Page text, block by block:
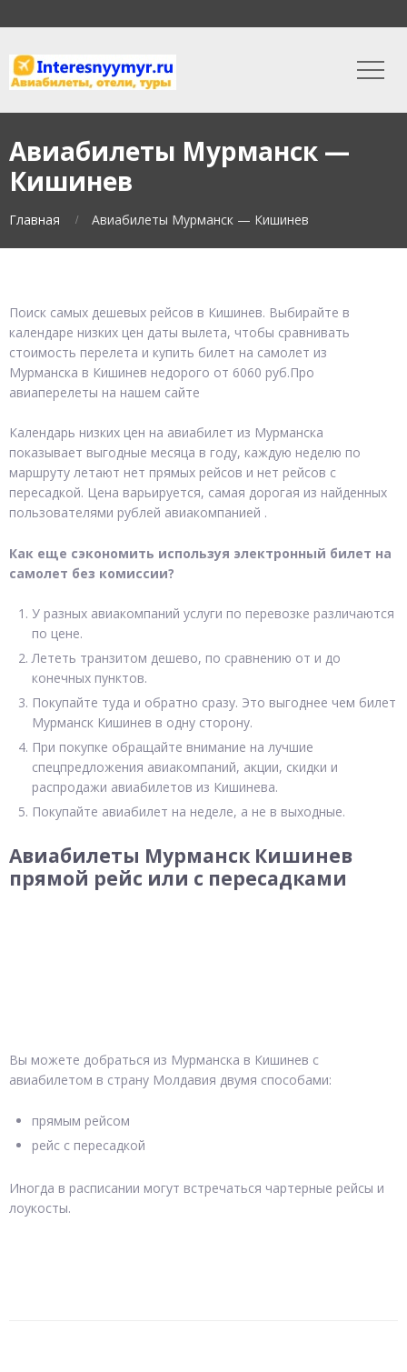
Авиабилеты Мурманск —
Кишинев
Главная Авиабилеты Мурманск — Кишинев
Поиск самых дешевых рейсов в Кишинев. Выбирайте в
календаре низких цен даты вылета, чтобы сравнивать
стоимость перелета и купить билет на самолет из
Мурманска в Кишинев недорого от 6060 руб.Про
авиаперелеты на нашем сайте
Календарь низких цен на авиабилет из Мурманска
показывает выгодные месяца в году, каждую неделю по
маршруту летают нет прямых рейсов и нет рейсов с
пересадкой. Цена варьируется, самая дорогая из найденных
пользователями рублей авиакомпанией .
Как еще сэкономить используя электронный билет на
самолет без комиссии?
У разных авиакомпаний услуги по перевозке различаются
по цене.
Лететь транзитом дешево, по сравнению от и до
конечных пунктов.
Покупайте туда и обратно сразу. Это выгоднее чем билет
Мурманск Кишинев в одну сторону.
При покупке обращайте внимание на лучшие
спецпредложения авиакомпаний, акции, скидки и
распродажи авиабилетов из Кишинева.
Покупайте авиабилет на неделе, а не в выходные.
Авиабилеты Мурманск Кишинев
прямой рейс или с пересадками
Вы можете добраться из Мурманска в Кишинев с
авиабилетом в страну Молдавия двумя способами:
прямым рейсом
рейс с пересадкой
Иногда в расписании могут встречаться чартерные рейсы и
лоукосты.